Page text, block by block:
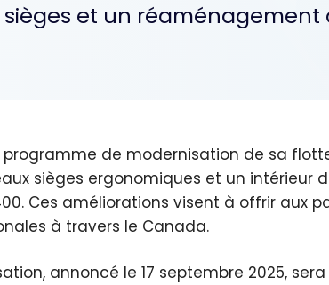
et un réaménagement
de modernisation de sa
sièges ergonomiques et un intérieur
Ces améliorations visent à offrir aux
à travers le Canada.
annoncé le 17 septembre 2025,